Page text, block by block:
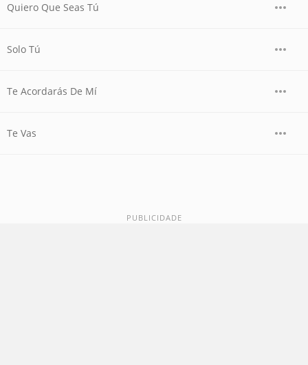
Quiero Que Seas Tú
Solo Tú
Te Acordarás De Mí
Te Vas